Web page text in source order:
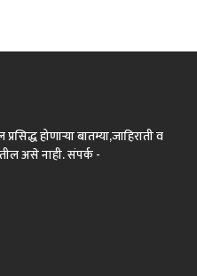
होणाऱ्या बातम्या,जाहिराती व
असे नाही. संपर्क -